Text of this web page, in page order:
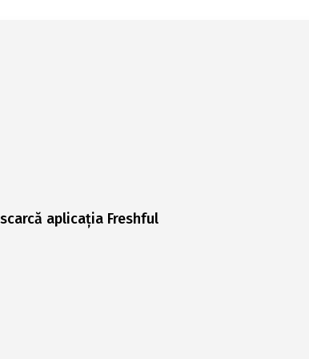
aplicația Freshful